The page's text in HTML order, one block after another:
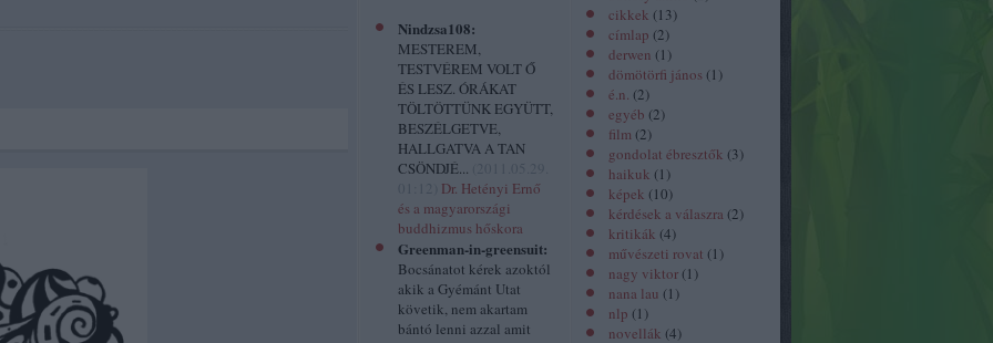
cikkek (13)
címlap (2)
derwen (1 )
dömötörfi jános (1 )
é.n. (2)
egyéb (2)
film (2)
gondolat ébresztők (3)
haikuk (1 )
képek (10)
kérdések a válaszra (2)
kritikák (4)
művészeti rovat (1 )
nagy viktor (1 )
nana lau (1 )
nlp (1 )
novellák (4)
Nindzsa108:
MESTEREM,
TESTVÉREM VOLT Ő
ÉS LESZ. ÓRÁKAT
TÖLTÖTTÜNK EGYÜTT,
BESZÉLGETVE,
HALLGATVA A TAN
CSÖNDJÉ...
Dr. Hetényi Ernő
és a magyarországi
buddhizmus hőskora
Greenman-in-greensuit:
Bocsánatot kérek azoktól
akik a Gyémánt Utat
követik, nem akartam
bántó lenni azzal amit